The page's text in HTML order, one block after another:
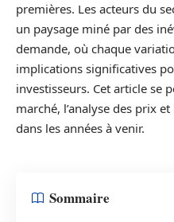
premières. Les acteurs du
un paysage miné par des
demande, où chaque
implications significatives
investisseurs. Cet article se
marché, l’analyse des prix
dans les années à venir.
Sommaire